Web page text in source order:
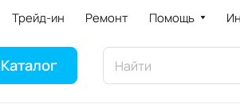
Трейд-ин Ремонт Помощь
Каталог